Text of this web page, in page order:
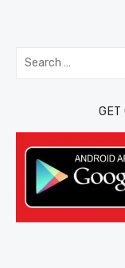
Search
for:
GET